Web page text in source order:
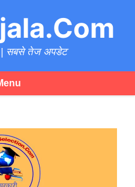
सबसे तेज अपडेट